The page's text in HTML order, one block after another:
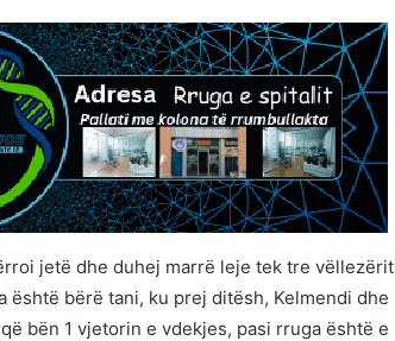
jetë dhe duhej marrë leje tek tre vëllezërit
bërë tani, ku prej ditësh, Kelmendi dhe
bën 1 vjetorin e vdekjes, pasi rruga është e